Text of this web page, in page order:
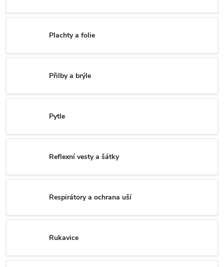
Plachty a folie
Přilby a brýle
Pytle
Reflexní vesty a šátky
Respirátory a ochrana uší
Rukavice